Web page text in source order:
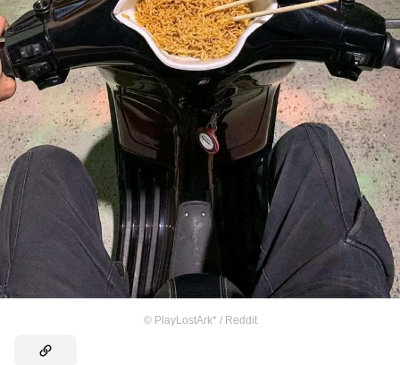
© PlayLostArk* / Reddit